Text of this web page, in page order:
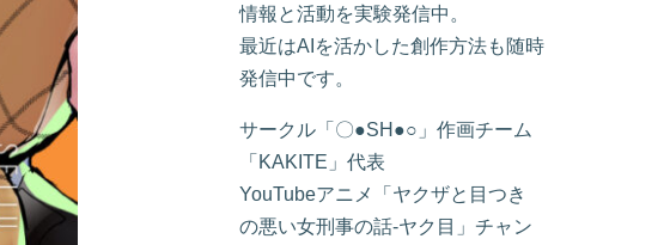
情報と活動を実験発信中。
最近はAIを活かした創作方法も随時
発信中です。
サークル「〇●SH●○」作画チーム
「KAKITE」代表
YouTubeアニメ「ヤクザと目つき
の悪い女刑事の話-ヤク目」チャン